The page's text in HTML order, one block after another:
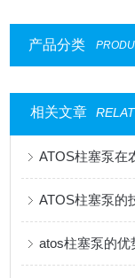
产品分类
相关文章
ATOS柱塞泵在
ATOS柱塞泵的
atos柱塞泵的